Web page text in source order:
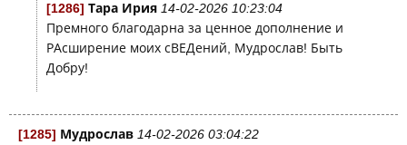
[1286] Тара Ирия 14-02-2026 10:23:04
Премного благодарна за ценное дополнение и
РАсширение моих сВЕДений, Мудрослав! Быть
Добру!
[1285] Мудрослав 14-02-2026 03:04:22